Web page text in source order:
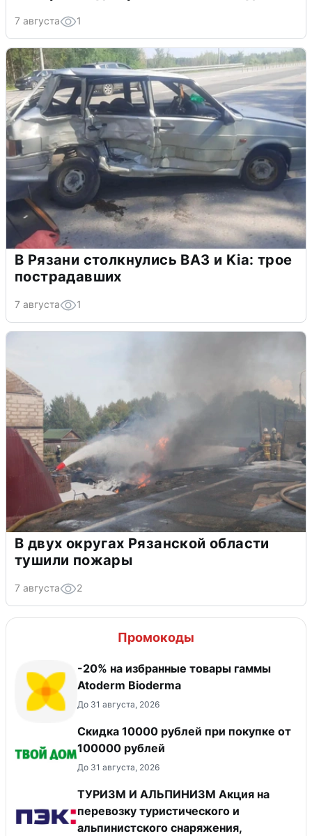
7 августа 1
В Рязани столкнулись ВАЗ и Kia: трое
пострадавших
7 августа 1
В двух округах Рязанской области
тушили пожары
7 августа 2
Промокоды
-20% на избранные товары гаммы
Atoderm Bioderma
До 31 августа, 2026
Скидка 10000 рублей при покупке от
100000 рублей
До 31 августа, 2026
ТУРИЗМ И АЛЬПИНИЗМ Акция на
перевозку туристического и
альпинистского снаряжения,